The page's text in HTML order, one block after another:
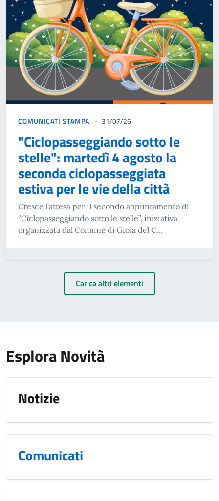
COMUNICATI STAMPA 31/07/26
"Ciclopasseggiando sotto le
stelle": martedì 4 agosto la
seconda ciclopasseggiata
estiva per le vie della città
Cresce l’attesa per il secondo appuntamento di
“Ciclopasseggiando sotto le stelle”, iniziativa
organizzata dal Comune di Gioia del C...
Carica altri elementi
Esplora Novità
Notizie
Comunicati